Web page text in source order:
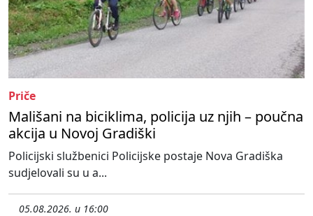
Priče
Mališani na biciklima, policija uz njih – poučna
akcija u Novoj Gradiški
Policijski službenici Policijske postaje Nova Gradiška
sudjelovali su u a...
05.08.2026. u 16:00